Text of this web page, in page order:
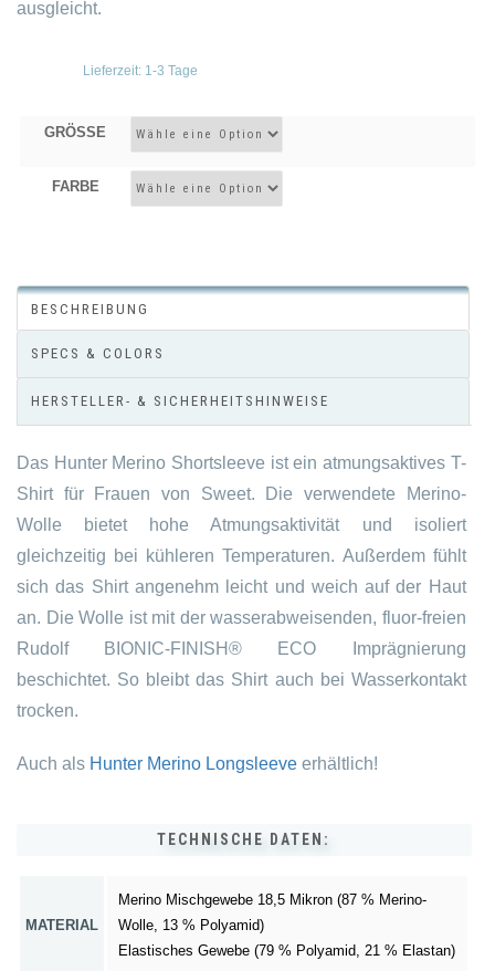
ausgleicht.
Lieferzeit: 1-3 Tage
GRÖSSE
FARBE
BESCHREIBUNG
SPECS & COLORS
HERSTELLER- & SICHERHEITSHINWEISE
Das Hunter Merino Shortsleeve ist ein atmungsaktives T-
Shirt für Frauen von Sweet. Die verwendete Merino-
Wolle bietet hohe Atmungsaktivität und isoliert
gleichzeitig bei kühleren Temperaturen. Außerdem fühlt
sich das Shirt angenehm leicht und weich auf der Haut
an. Die Wolle ist mit der wasserabweisenden, fluor-freien
Rudolf BIONIC-FINISH® ECO Imprägnierung
beschichtet. So bleibt das Shirt auch bei Wasserkontakt
trocken.
Auch als Hunter Merino Longsleeve erhältlich!
TECHNISCHE DATEN:
MATERIAL
Merino Mischgewebe 18,5 Mikron (87 % Merino-
Wolle, 13 % Polyamid)
Elastisches Gewebe (79 % Polyamid, 21 % Elastan)